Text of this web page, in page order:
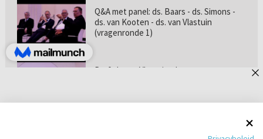
Q&A met panel: ds. Baars - ds. Simons -
ds. van Kooten - ds. van Vlastuin
(vragenronde 1)
Prof. dr. van Vlastuin - Is